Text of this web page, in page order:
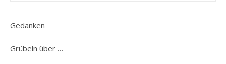
Gedanken
Grübeln über …